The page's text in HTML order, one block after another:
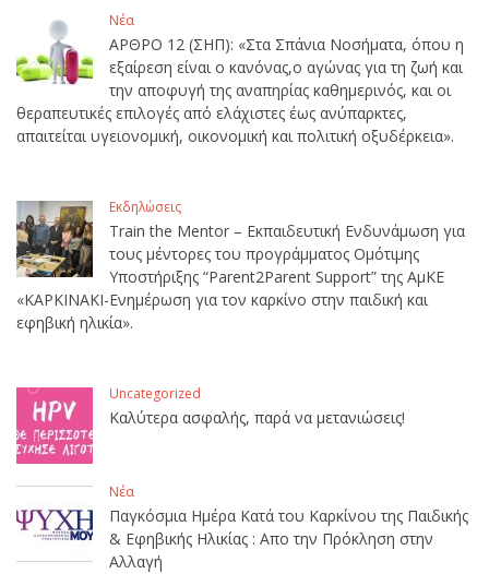
Νέα
ΑΡΘΡΟ 12 (ΣΗΠ): «Στα Σπάνια Νοσήματα, όπου η
εξαίρεση είναι ο κανόνας,ο αγώνας για τη ζωή και
την αποφυγή της αναπηρίας καθημερινός, και οι
θεραπευτικές επιλογές από ελάχιστες έως ανύπαρκτες,
απαιτείται υγειονομική, οικονομική και πολιτική οξυδέρκεια».
Εκδηλώσεις
Train the Mentor – Εκπαιδευτική Ενδυνάμωση για
τους μέντορες του προγράμματος Ομότιμης
Υποστήριξης “Parent2Parent Support” της ΑμΚΕ
«ΚΑΡΚΙΝΑΚΙ-Ενημέρωση για τον καρκίνο στην παιδική και
εφηβική ηλικία».
Uncategorized
Καλύτερα ασφαλής, παρά να μετανιώσεις!
Νέα
Παγκόσμια Ημέρα Κατά του Καρκίνου της Παιδικής
& Εφηβικής Ηλικίας : Απο την Πρόκληση στην
Αλλαγή